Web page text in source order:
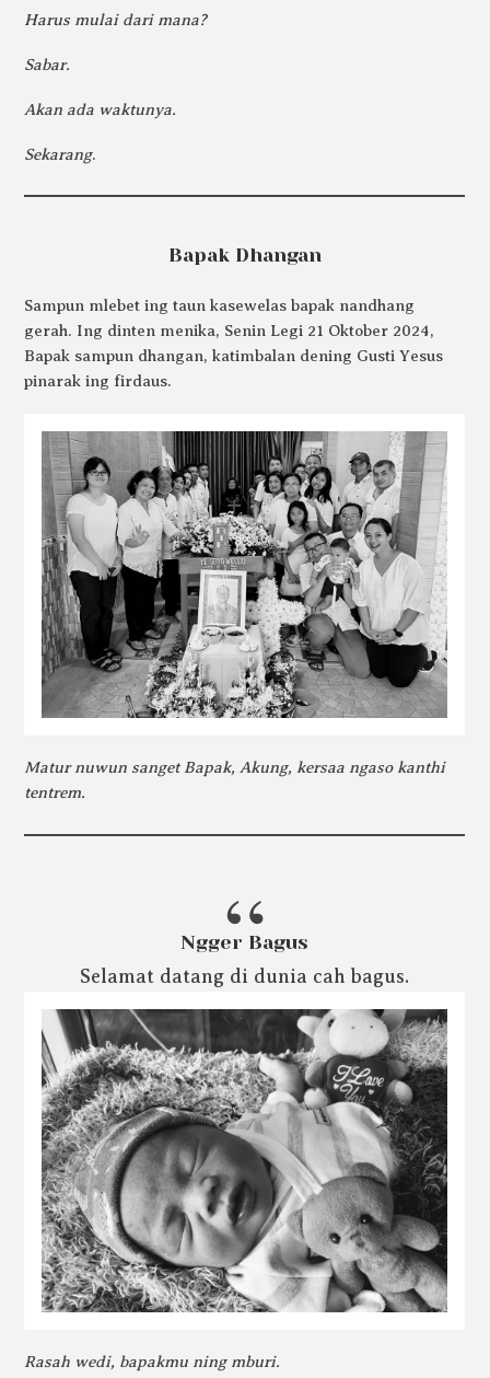
Harus mulai dari mana?
Sabar.
Akan ada waktunya.
Sekarang.
Bapak Dhangan
Sampun mlebet ing taun kasewelas bapak nandhang
gerah. Ing dinten menika, Senin Legi 21 Oktober 2024,
Bapak sampun dhangan, katimbalan dening Gusti Yesus
pinarak ing firdaus.
Matur nuwun sanget Bapak, Akung, kersaa ngaso kanthi
tentrem.
Ngger Bagus
Selamat datang di dunia cah bagus.
Rasah wedi, bapakmu ning mburi.